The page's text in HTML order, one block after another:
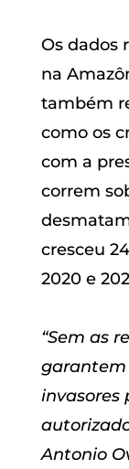
Os dados
na
também
como os
com a
correm
cresceu
2020 e
“Sem as
garantem
invasores
Antonio